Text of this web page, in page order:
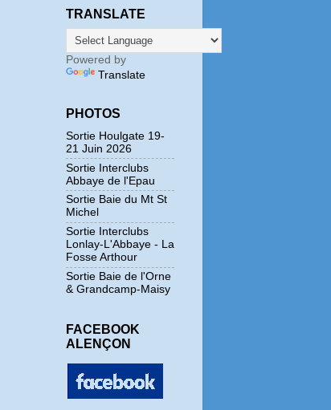
TRANSLATE
Powered by
Translate
PHOTOS
Sortie Houlgate 19-
21 Juin 2026
Sortie Interclubs
Abbaye de l'Epau
Sortie Baie du Mt St
Michel
Sortie Interclubs
Lonlay-L'Abbaye - La
Fosse Arthour
Sortie Baie de l'Orne
& Grandcamp-Maisy
FACEBOOK
ALENÇON